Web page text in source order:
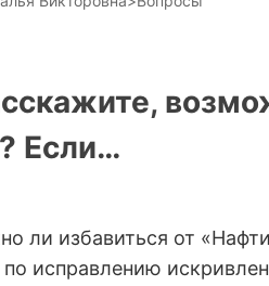
Если…
ли избавиться от
исправлению